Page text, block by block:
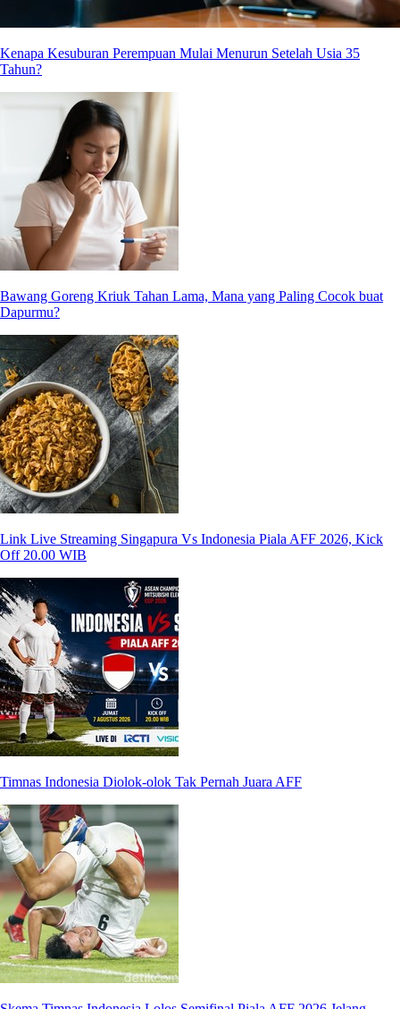
Kenapa Kesuburan Perempuan Mulai Menurun Setelah Usia 35
Tahun?
Bawang Goreng Kriuk Tahan Lama, Mana yang Paling Cocok buat
Dapurmu?
Link Live Streaming Singapura Vs Indonesia Piala AFF 2026, Kick
Off 20.00 WIB
Timnas Indonesia Diolok-olok Tak Pernah Juara AFF